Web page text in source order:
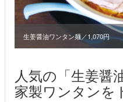
生姜醤油ワンタン麺／1,070円
人気の「生姜醤
家製ワンタンを